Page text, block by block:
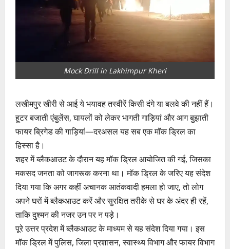
Mock Drill in Lakhimpur Kheri
लखीमपुर खीरी से आई ये भयावह तस्वीरें किसी दंगे या बलवे की नहीं हैं।
हूटर बजाती एंबुलेंस, घायलों को लेकर भागती गाड़ियां और आग बुझाती
फायर ब्रिगेड की गाड़ियां—दरअसल यह सब एक मॉक ड्रिल का
हिस्सा है।
शहर में ब्लैकआउट के दौरान यह मॉक ड्रिल आयोजित की गई, जिसका
मकसद जनता को जागरूक करना था। मॉक ड्रिल के जरिए यह संदेश
दिया गया कि अगर कहीं अचानक आतंकवादी हमला हो जाए, तो लोग
अपने घरों में ब्लैकआउट करें और सुरक्षित तरीके से घर के अंदर ही रहें,
ताकि दुश्मन की नजर उन पर न पड़े।
पूरे उत्तर प्रदेश में ब्लैकआउट के माध्यम से यह संदेश दिया गया। इस
मॉक ड्रिल में पुलिस, जिला प्रशासन, स्वास्थ्य विभाग और फायर विभाग